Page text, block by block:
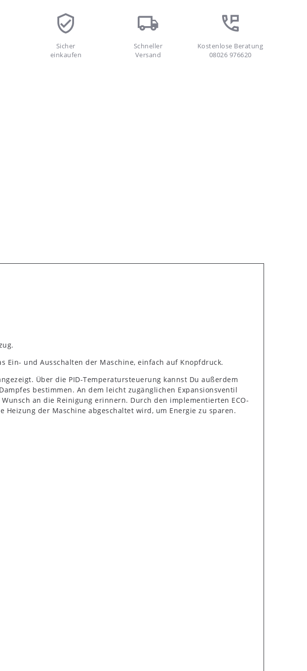
Sicher
einkaufen
Schneller
Versand
Kostenlose Beratung
08026 976620
Ein- und Ausschalten der Maschine, einfach auf Knopfdruck.
Über die PID-Temperatursteuerung kannst Du außerdem
bestimmen. An dem leicht zugänglichen Expansionsventil
an die Reinigung erinnern. Durch den implementierten ECO-
der Maschine abgeschaltet wird, um Energie zu sparen.